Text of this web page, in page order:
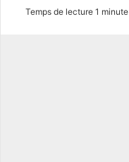
n
Temps de lecture 1 minute